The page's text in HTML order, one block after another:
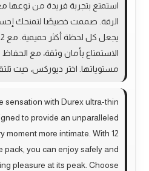
استمتع بتجربة فريدة من نوعها
الرقة. صممت خصيصًا لتمنحك
الاستمتاع بأمان وثقة، مع
مستوياتها. اختر ديوركس، حيث
sensation with Durex ultra-thin
to provide an unparalleled
moment more intimate. With 12
pack, you can enjoy safely and
pleasure at its peak. Choose